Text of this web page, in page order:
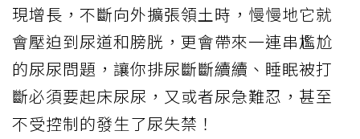
現增長，不斷向外擴張領土時，慢慢地它就
會壓迫到尿道和膀胱，更會帶來一連串尷尬
的尿尿問題，讓你排尿斷斷續續、睡眠被打
斷必須要起床尿尿，又或者尿急難忍，甚至
不受控制的發生了尿失禁！